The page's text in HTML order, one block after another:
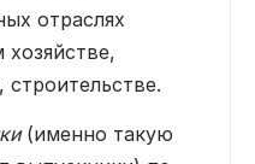
отраслях
хозяйстве,
(именно такую